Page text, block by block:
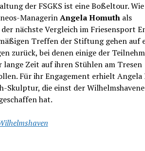
der FSGKS ist eine Boßeltour.
ManagerinAngela Homuthals
nächste Vergleich im Friesensport
Treffen der Stiftung gehen auf
zurück, bei denen einige der
Zeit auf ihren Stühlen am Tresen
Für ihr Engagement erhielt
Skulptur, die einst der
hat.